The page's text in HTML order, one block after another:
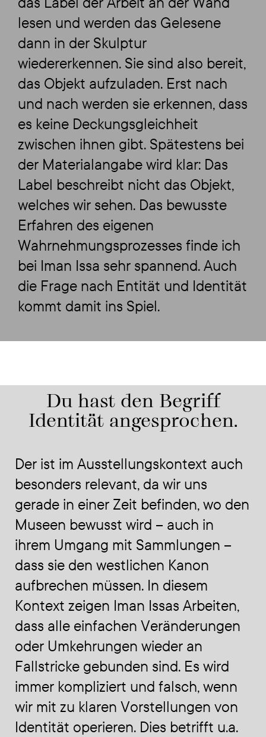
lesen und werden das Gelesene
dann in der Skulptur
wiedererkennen. Sie sind also bereit,
das Objekt aufzuladen. Erst nach
und nach werden sie erkennen, dass
es keine Deckungsgleichheit
zwischen ihnen gibt. Spätestens bei
der Materialangabe wird klar: Das
Label beschreibt nicht das Objekt,
welches wir sehen. Das bewusste
Erfahren des eigenen
Wahrnehmungsprozesses finde ich
bei Iman Issa sehr spannend. Auch
die Frage nach Entität und Identität
kommt damit ins Spiel.
Du hast den Begriff
Identität angesprochen.
Der ist im Ausstellungskontext auch
besonders relevant, da wir uns
gerade in einer Zeit befinden, wo den
Museen bewusst wird – auch in
ihrem Umgang mit Sammlungen –
dass sie den westlichen Kanon
aufbrechen müssen. In diesem
Kontext zeigen Iman Issas Arbeiten,
dass alle einfachen Veränderungen
oder Umkehrungen wieder an
Fallstricke gebunden sind. Es wird
immer kompliziert und falsch, wenn
wir mit zu klaren Vorstellungen von
Identität operieren. Dies betrifft u.a.